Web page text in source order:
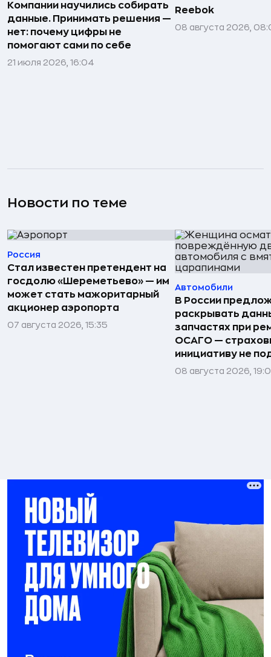
Компании научились собирать
данные. Принимать решения —
нет: почему цифры не
помогают сами по себе
21 июля 2026, 16:04
Reebok
08 августа 2026,
Новости по теме
Россия
Стал известен претендент на
госдолю «Шереметьево» — им
может стать мажоритарный
акционер аэропорта
07 августа 2026, 15:35
Автомобили
В России
раскрывать
запчастях при
ОСАГО —
инициативу не
08 августа 2026,